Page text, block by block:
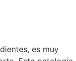
es muy